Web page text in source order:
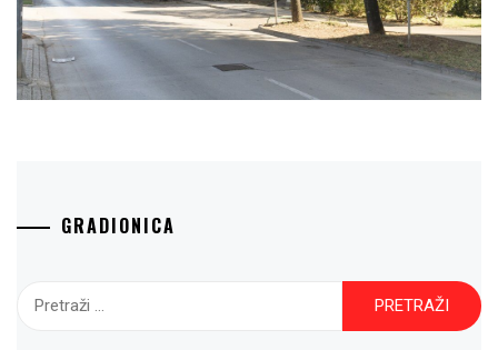
GRADIONICA
Pretraži: